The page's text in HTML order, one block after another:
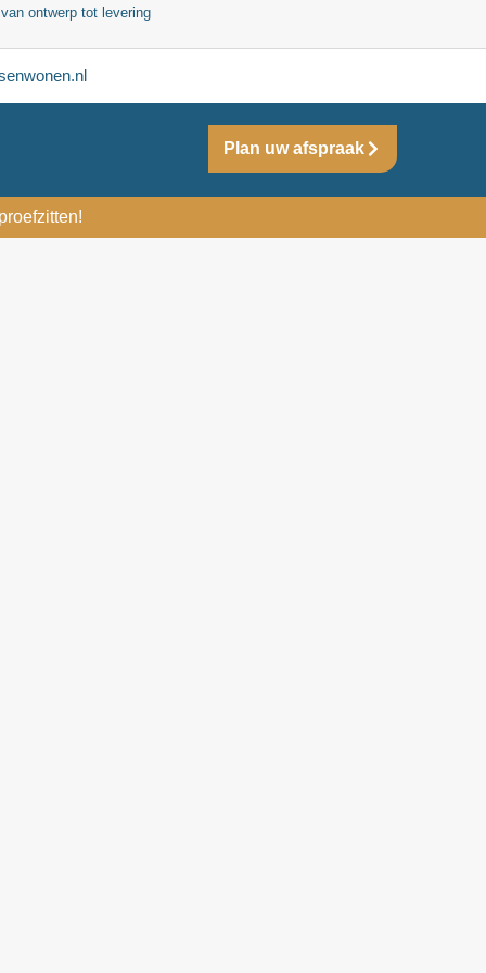
ontwerp tot levering
Plan uw afspraak